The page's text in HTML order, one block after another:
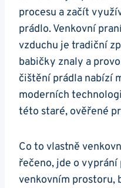
procesu a začít
prádlo. Venkovní
vzduchu​ je⁢ tradiční
babičky znaly ⁣a
čištění prádla nabízí
moderních
této staré, ověřené
Co to‍ vlastně
řečeno, jde o vyprání
venkovním ‌prostoru,